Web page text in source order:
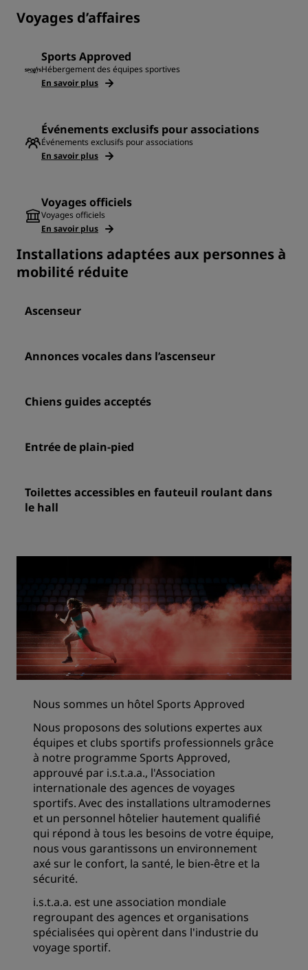
Voyages d’affaires
Sports Approved
Hébergement des équipes sportives
En savoir plus
Événements exclusifs pour associations
Événements exclusifs pour associations
En savoir plus
Voyages officiels
Voyages officiels
En savoir plus
Installations adaptées aux personnes à
mobilité réduite
Ascenseur
Annonces vocales dans l’ascenseur
Chiens guides acceptés
Entrée de plain-pied
Toilettes accessibles en fauteuil roulant dans
le hall
Nous sommes un hôtel Sports Approved
Nous proposons des solutions expertes aux
équipes et clubs sportifs professionnels grâce
à notre programme Sports Approved,
approuvé par i.s.t.a.a., l'Association
internationale des agences de voyages
sportifs. Avec des installations ultramodernes
et un personnel hôtelier hautement qualifié
qui répond à tous les besoins de votre équipe,
nous vous garantissons un environnement
axé sur le confort, la santé, le bien-être et la
sécurité.
i.s.t.a.a. est une association mondiale
regroupant des agences et organisations
spécialisées qui opèrent dans l'industrie du
voyage sportif.